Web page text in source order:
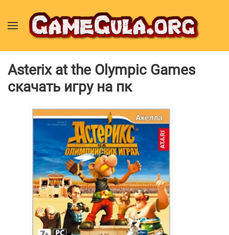
Asterix at the Olympic Games
скачать игру на пк